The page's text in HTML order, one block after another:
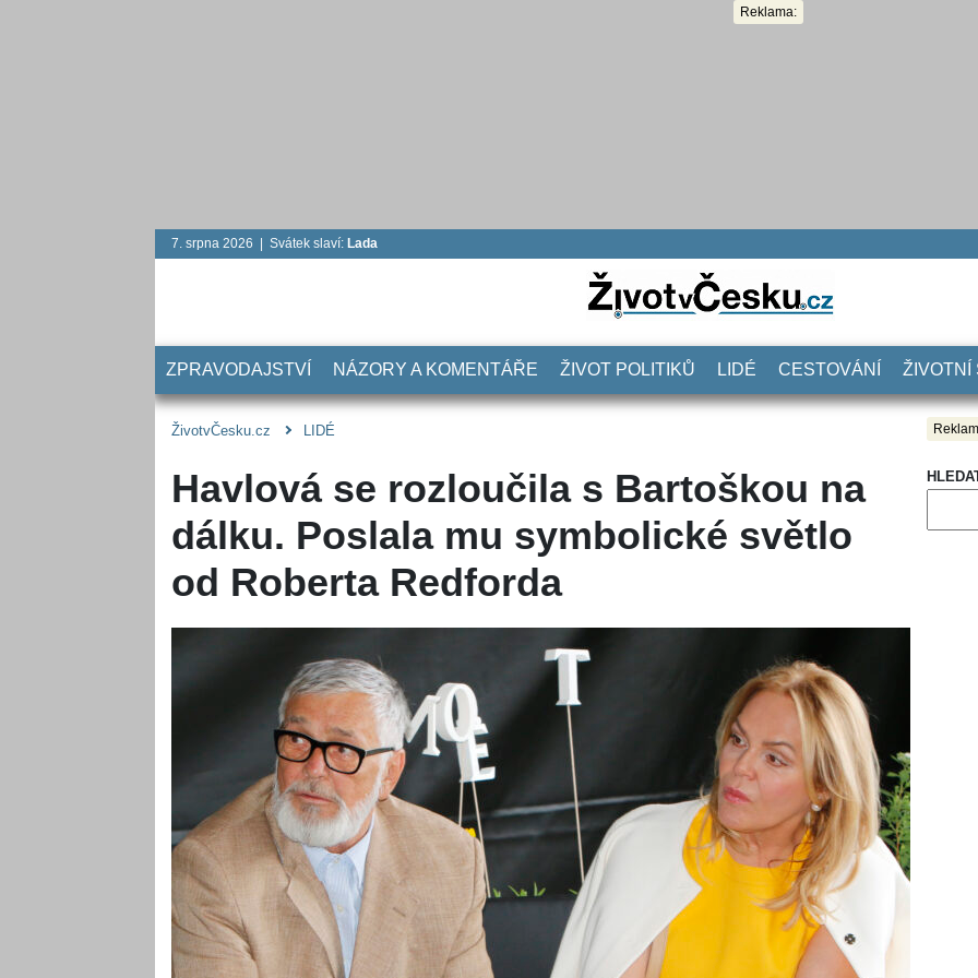
Reklama:
7. srpna 2026 | Svátek slaví: Lada
ZPRAVODAJSTVÍ NÁZORY A KOMENTÁŘE ŽIVOT POLITIKŮ LIDÉ CESTOVÁNÍ ŽIVOTNÍ
ŽivotvČesku.cz LIDÉ
Havlová se rozloučila s Bartoškou na
dálku. Poslala mu symbolické světlo
od Roberta Redforda